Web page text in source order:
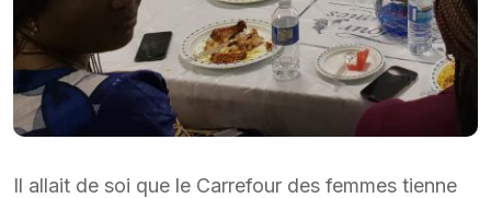
Il allait de soi que le Carrefour des femmes tienne